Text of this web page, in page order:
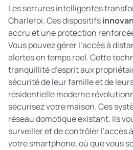
Les serrures intelligentes
Charleroi. Ces dispositifs
accru et une protection
Vous pouvez gérer l’accès à
alertes en temps réel. Cette
tranquillité d’esprit aux
sécurité de leur famille et de
résidentielle moderne
sécurisez votre maison. Ces
réseau domotique existant. Ils
surveiller et de contrôler l’accès
votre smartphone, où que vous